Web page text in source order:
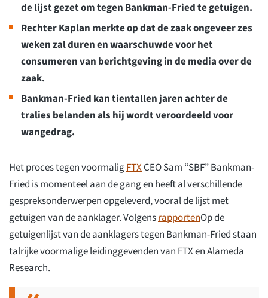
de lijst gezet om tegen Bankman-Fried te getuigen.
Rechter Kaplan merkte op dat de zaak ongeveer zes
weken zal duren en waarschuwde voor het
consumeren van berichtgeving in de media over de
zaak.
Bankman-Fried kan tientallen jaren achter de
tralies belanden als hij wordt veroordeeld voor
wangedrag.
Het proces tegen voormaligFTXCEO Sam “SBF” Bankman-
Fried is momenteel aan de gang en heeft al verschillende
gespreksonderwerpen opgeleverd, vooral de lijst met
getuigen van de aanklager. VolgensrapportenOp de
getuigenlijst van de aanklagers tegen Bankman-Fried staan
talrijke voormalige leidinggevenden van FTX en Alameda
Research.